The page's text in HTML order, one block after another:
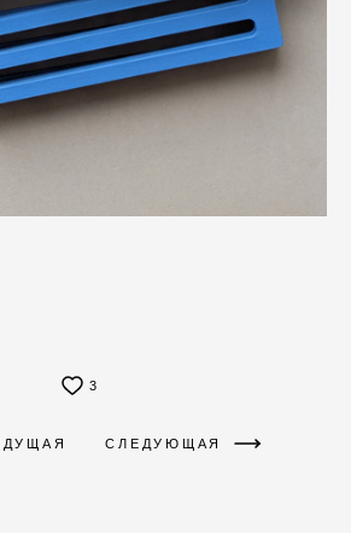
3
СЛЕДУЮЩАЯ